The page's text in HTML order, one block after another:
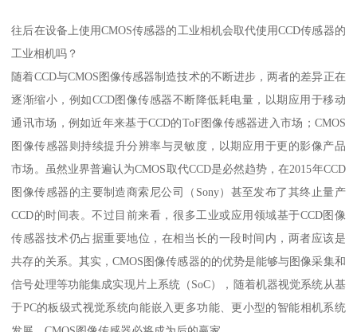
往后在设备上使用CMOS传感器的工业相机会取代使用CCD传感器的
工业相机吗？
随着CCD与CMOS图像传感器制造技术的不断进步，两者的差异正在
逐渐缩小，例如CCD图像传感器不断降低耗电量，以期应用于移动
通讯市场，例如近年来基于CCD的ToF图像传感器进入市场；CMOS
图像传感器则持续提升分辨率与灵敏度，以期应用于更的影像产品
市场。虽然业界普遍认为CMOS取代CCD是必然趋势，在2015年CCD
图像传感器的主要制造商索尼公司（Sony）甚至发布了其终止量产
CCD的时间表。不过目前来看，很多工业或应用领域基于CCD图像
传感器技术仍占据重要地位，在相当长的一段时间内，两者应该是
共存的关系。其实，CMOS图像传感器的的优势是能够与图像采集和
信号处理等功能集成实现片上系统（SoC），随着机器视觉系统从基
于PC的板级式视觉系统向能嵌入更多功能、更小型的智能相机系统